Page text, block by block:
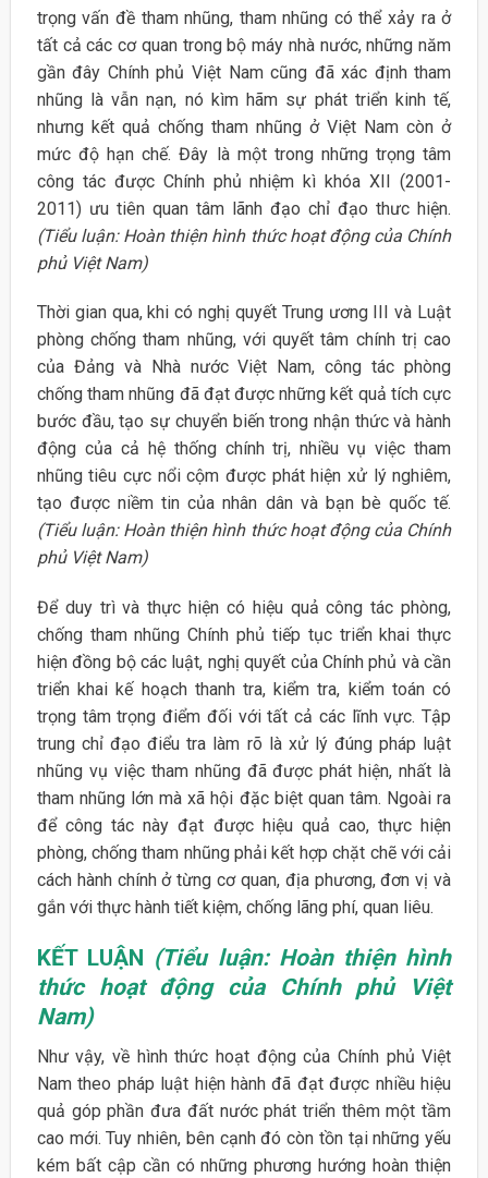
trọng vấn đề tham nhũng, tham nhũng có thể xảy ra ở
tất cả các cơ quan trong bộ máy nhà nước, những năm
gần đây Chính phủ Việt Nam cũng đã xác định tham
nhũng là vẫn nạn, nó kìm hãm sự phát triển kinh tế,
nhưng kết quả chống tham nhũng ở Việt Nam còn ở
mức độ hạn chế. Đây là một trong những trọng tâm
công tác được Chính phủ nhiệm kì khóa XII (2001-
2011) ưu tiên quan tâm lãnh đạo chỉ đạo thưc hiện.
(Tiểu luận: Hoàn thiện hình thức hoạt động của Chính
phủ Việt Nam)
Thời gian qua, khi có nghị quyết Trung ương III và Luật
phòng chống tham nhũng, với quyết tâm chính trị cao
của Đảng và Nhà nước Việt Nam, công tác phòng
chống tham nhũng đã đạt được những kết quả tích cực
bước đầu, tạo sự chuyển biến trong nhận thức và hành
động của cả hệ thống chính trị, nhiều vụ việc tham
nhũng tiêu cực nổi cộm được phát hiện xử lý nghiêm,
tạo được niềm tin của nhân dân và bạn bè quốc tế.
(Tiểu luận: Hoàn thiện hình thức hoạt động của Chính
phủ Việt Nam)
Để duy trì và thực hiện có hiệu quả công tác phòng,
chống tham nhũng Chính phủ tiếp tục triển khai thực
hiện đồng bộ các luật, nghị quyết của Chính phủ và cần
triển khai kế hoạch thanh tra, kiểm tra, kiểm toán có
trọng tâm trọng điểm đối với tất cả các lĩnh vực. Tập
trung chỉ đạo điểu tra làm rõ là xử lý đúng pháp luật
nhũng vụ việc tham nhũng đã được phát hiện, nhất là
tham nhũng lớn mà xã hội đặc biệt quan tâm. Ngoài ra
để công tác này đạt được hiệu quả cao, thực hiện
phòng, chống tham nhũng phải kết hợp chặt chẽ với cải
cách hành chính ở từng cơ quan, địa phương, đơn vị và
gắn với thực hành tiết kiệm, chống lãng phí, quan liêu.
KẾT LUẬN (Tiểu luận: Hoàn thiện hình
thức hoạt động của Chính phủ Việt
Nam)
Như vậy, về hình thức hoạt động của Chính phủ Việt
Nam theo pháp luật hiện hành đã đạt được nhiều hiệu
quả góp phần đưa đất nước phát triển thêm một tầm
cao mới. Tuy nhiên, bên cạnh đó còn tồn tại những yếu
kém bất cập cần có những phương hướng hoàn thiện